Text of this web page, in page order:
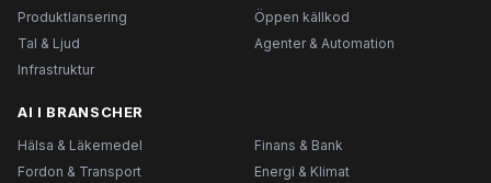
Produktlansering
Öppen källkod
Tal & Ljud
Agenter & Automation
Infrastruktur
AI I BRANSCHER
Hälsa & Läkemedel
Finans & Bank
Fordon & Transport
Energi & Klimat